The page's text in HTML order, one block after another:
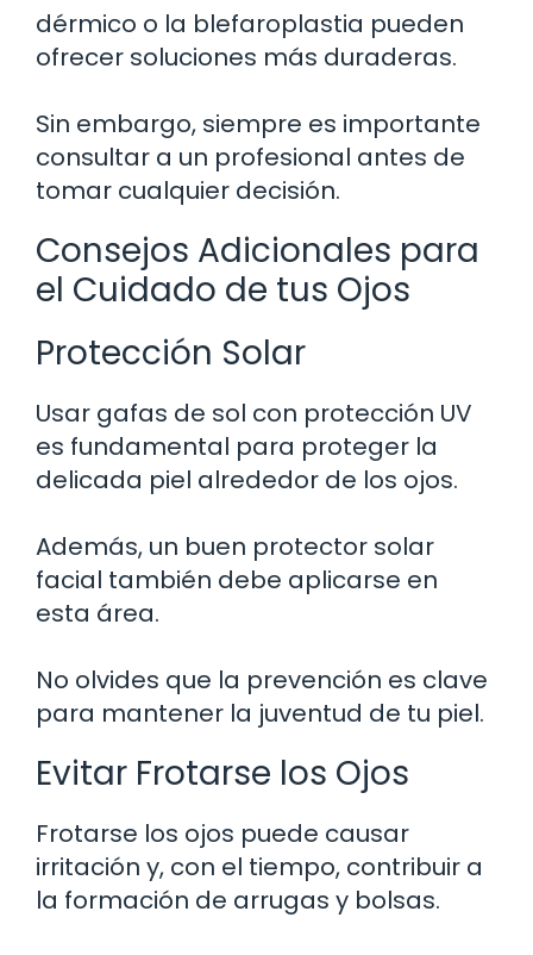
dérmico o la blefaroplastia pueden
ofrecer soluciones más duraderas.
Sin embargo, siempre es importante
consultar a un profesional antes de
tomar cualquier decisión.
Consejos Adicionales para
el Cuidado de tus Ojos
Protección Solar
Usar gafas de sol con protección UV
es fundamental para proteger la
delicada piel alrededor de los ojos.
Además, un buen protector solar
facial también debe aplicarse en
esta área.
No olvides que la prevención es clave
para mantener la juventud de tu piel.
Evitar Frotarse los Ojos
Frotarse los ojos puede causar
irritación y, con el tiempo, contribuir a
la formación de arrugas y bolsas.